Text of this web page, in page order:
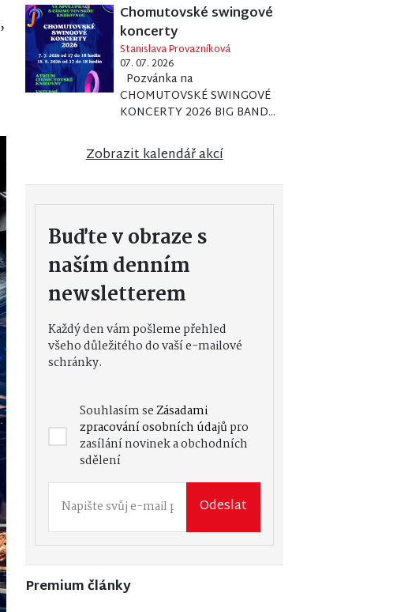
,
Chomutovské swingové
koncerty
Stanislava Provazníková
07. 07. 2026
Pozvánka na
CHOMUTOVSKÉ SWINGOVÉ
KONCERTY 2026 BIG BAND...
Zobrazit kalendář akcí
Buďte v obraze s
naším denním
newsletterem
Každý den vám pošleme přehled
všeho důležitého do vaší e-mailové
schránky.
Souhlasím seZásadami
zpracování osobních údajůpro
zasílání novinek a obchodních
sdělení
Odeslat
Premium články